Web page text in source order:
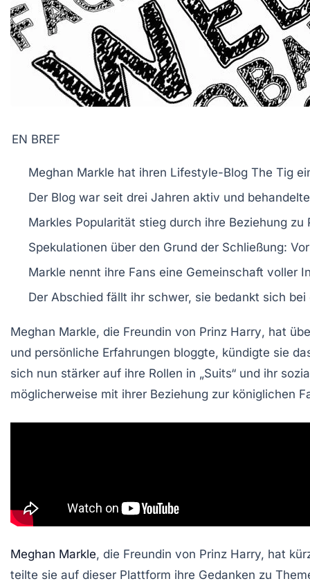
EN BREF
Meghan Markle hat ihren Lifestyle-Blog The Tig
Der Blog war seit drei Jahren aktiv und
Markles Popularität stieg durch ihre Beziehung zu
Spekulationen über den Grund der Schließung:
Markle nennt ihre Fans eine Gemeinschaft voller
Der Abschied fällt ihr schwer, sie bedankt sich
Meghan Markle, die Freundin von Prinz Harry, hat
und persönliche Erfahrungen bloggte, kündigte sie
sich nun stärker auf ihre Rollen in „Suits“ und ihr
möglicherweise mit ihrer Beziehung zur königlichen
Meghan Markle, die Freundin von Prinz Harry, hat
teilte sie auf dieser Plattform ihre Gedanken zu